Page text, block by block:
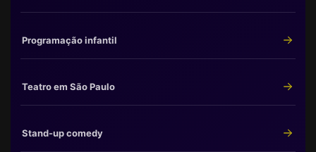
Programação infantil
Teatro em São Paulo
Stand-up comedy